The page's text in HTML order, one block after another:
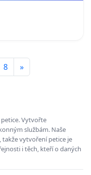
8 »
Vytvořte
službám. Naše
takže vytvoření petice je
i těch, kteří o daných